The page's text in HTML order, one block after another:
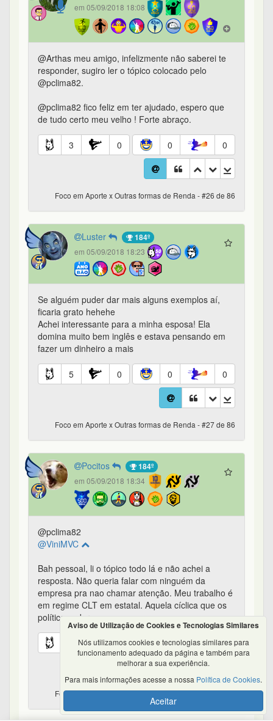
em 05/09/2018 18:08
@Arthas meu amigo, infelizmente não saberei te
responder, sugiro ler o tópico colocado pelo
@pclima82.
@pclima82 fico feliz em ter ajudado, espero que
de tudo certo meu velho ! Forte abraço.
3 0 0 0
Foco em Aporte x Outras formas de Renda - #26 de 86
Luster 184º
em 05/09/2018 18:23
Se alguém puder dar mais alguns exemplos aí,
ficaria grato hehehe
Achei interessante para a minha esposa! Ela
domina muito bem inglês e estava pensando em
fazer um dinheiro a mais
5 0 0 0
Foco em Aporte x Outras formas de Renda - #27 de 86
Pocitos 184º
em 05/09/2018 18:34
@pclima82
@ViniMVC
Bah pessoal, li o tópico todo lá e não achei a
resposta. Não queria falar com ninguém da
empresa pra nao chamar atenção. Meu trabalho é
em regime CLT em estatal. Aquela cíclica que os
políticos adoram.
0 0 0
Foco em Aporte x Outras formas de Renda - #28 de 86
Aviso de Utilização de Cookies e Tecnologias Similares
Nós utilizamos cookies e tecnologias similares para
funcionamento adequado da página e também para
melhorar a sua experiência.
Para mais informações acesse a nossa Política de Cookies.
Aceitar